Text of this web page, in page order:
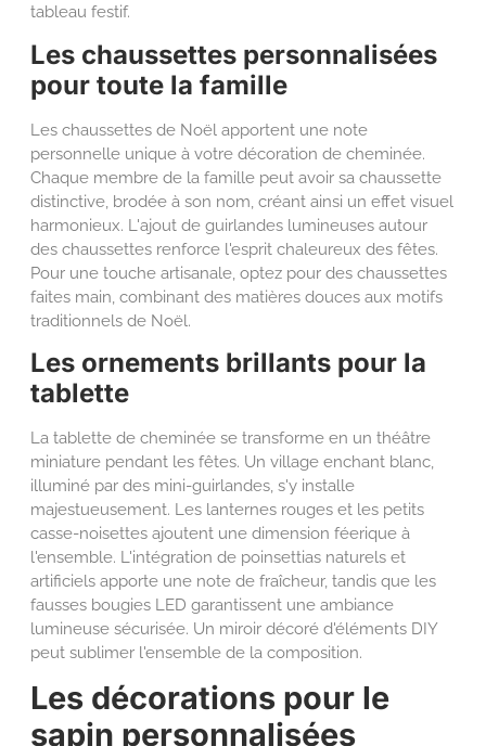
tableau festif.
Les chaussettes personnalisées
pour toute la famille
Les chaussettes de Noël apportent une note
personnelle unique à votre décoration de cheminée.
Chaque membre de la famille peut avoir sa chaussette
distinctive, brodée à son nom, créant ainsi un effet visuel
harmonieux. L'ajout de guirlandes lumineuses autour
des chaussettes renforce l'esprit chaleureux des fêtes.
Pour une touche artisanale, optez pour des chaussettes
faites main, combinant des matières douces aux motifs
traditionnels de Noël.
Les ornements brillants pour la
tablette
La tablette de cheminée se transforme en un théâtre
miniature pendant les fêtes. Un village enchant blanc,
illuminé par des mini-guirlandes, s'y installe
majestueusement. Les lanternes rouges et les petits
casse-noisettes ajoutent une dimension féerique à
l'ensemble. L'intégration de poinsettias naturels et
artificiels apporte une note de fraîcheur, tandis que les
fausses bougies LED garantissent une ambiance
lumineuse sécurisée. Un miroir décoré d'éléments DIY
peut sublimer l'ensemble de la composition.
Les décorations pour le
sapin personnalisées